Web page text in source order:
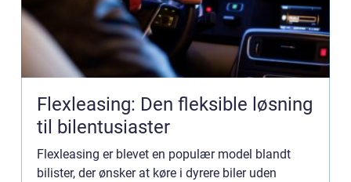
Flexleasing: Den fleksible løsning
til bilentusiaster
Flexleasing er blevet en populær model blandt
bilister, der ønsker at køre i dyrere biler uden